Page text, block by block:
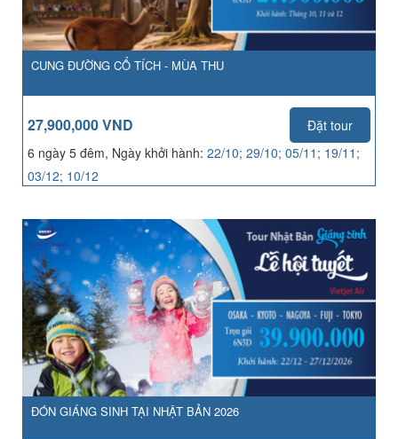
CUNG ĐƯỜNG CỔ TÍCH - MÙA THU
27,900,000 VND
Đặt tour
6 ngày 5 đêm, Ngày khởi hành: 22/10; 29/10; 05/11; 19/11;
03/12; 10/12
ĐÓN GIÁNG SINH TẠI NHẬT BẢN 2026